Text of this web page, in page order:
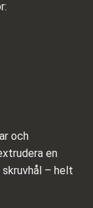
och
en
– helt